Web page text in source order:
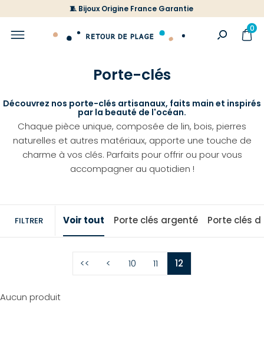
🧵 Bijoux Origine France Garantie
0
Porte-clés
Découvrez nos porte-clés artisanaux, faits main et inspirés
par la beauté de l'océan.
Chaque pièce unique, composée de lin, bois, pierres
naturelles et autres matériaux, apporte une touche de
charme à vos clés. Parfaits pour offrir ou pour vous
accompagner au quotidien !
FILTRER Voir tout Porte clés argenté Porte clés
<< < 10 11 12
Aucun produit